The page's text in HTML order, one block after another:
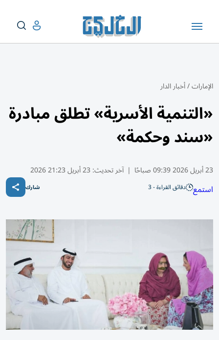
الإمارات/أخبار الدار
«التنمية الأسرية» تطلق مبادرة
«سند وحكمة»
23 أبريل 2026 09:39 صباحًا | آخر تحديث: 23 أبريل 21:23 2026
استمع دقائق القراءة - 3 شارك